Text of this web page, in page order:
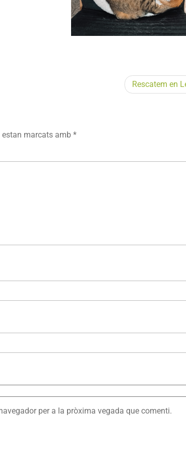
Rescatem en
estan marcats amb *
per a la pròxima vegada que comenti.